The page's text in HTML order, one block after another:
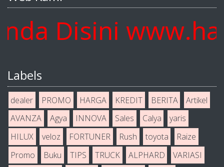
Disini
Labels
dealer PROMO HARGA KREDIT BERITA
Artikel
AVANZA
Agya INNOVA Sales Calya
yaris
HILUX
veloz FORTUNER Rush toyota
Raize
Promo
Buku TIPS TRUCK ALPHARD
VARIASI